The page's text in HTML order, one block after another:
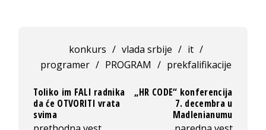
konkurs / vlada srbije / it /
programer / PROGRAM / prekfalifikacije
Toliko im FALI radnika
da će OTVORITI vrata
svima
„HR CODE“ konferencija
7. decembra u
Madlenianumu